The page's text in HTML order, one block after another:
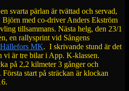
svarta pärlan är tvättad och servad,
med co-driver Anders Ekström
tillsammans. Nästa helg, den 23/1
en rallysprint vid Sångens
Hällefors MK. I skrivande stund är det
vi är tre bilar i App. K-klassen.
på 2,2 kilmeter 3 gånger och
start på sträckan är klockan